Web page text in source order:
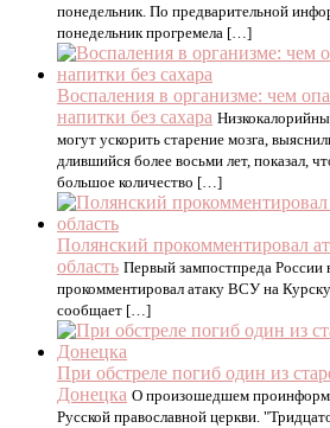
понедельник. По предварительной
понедельник прогремела […]
Воспаления в организме: чем
напитки без сахара
могут ускорить старение мозга,
длившийся более восьми лет, показал,
большое количество […]
Полянский прокомментировал
область Первый зампостпреда
прокомментировал атаку ВСУ на
сообщает […]
При обстреле погиб один из
Донецка О произошедшем
Русской православной церкви.